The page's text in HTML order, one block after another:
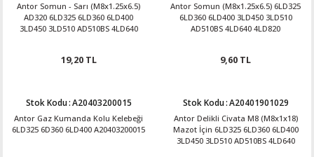
Antor Somun - Sarı (M8x1.25x6.5)
AD320 6LD325 6LD360 6LD400
3LD450 3LD510 AD510BS 4LD640
19,20 TL
Antor Somun (M8x1.25x6.5) 6LD325
6LD360 6LD400 3LD450 3LD510
AD510BS 4LD640 4LD820
9,60 TL
Stok Kodu:A20403200015
Antor Gaz Kumanda Kolu Kelebeği
6LD325 6D360 6LD400 A20403200015
Stok Kodu:A20401901029
Antor Delikli Civata M8 (M8x1x18)
Mazot İçin 6LD325 6LD360 6LD400
3LD450 3LD510 AD510BS 4LD640